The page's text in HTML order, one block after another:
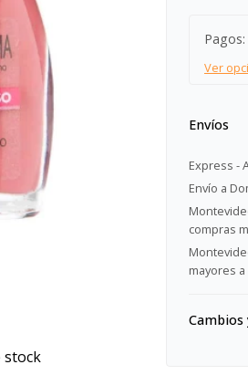
stock
Pagos:
Ver
Envíos
Express -
Envío a
compras
mayores
Cambios